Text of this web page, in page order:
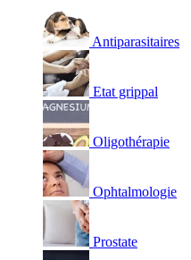
Antiparasitaires
Etat grippal
Oligothérapie
Ophtalmologie
Prostate